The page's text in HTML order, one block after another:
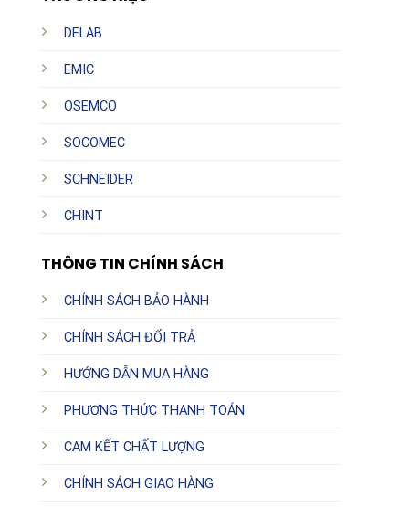
DELAB
EMIC
OSEMCO
SOCOMEC
SCHNEIDER
CHINT
THÔNG TIN CHÍNH SÁCH
CHÍNH SÁCH BẢO HÀNH
CHÍNH SÁCH ĐỔI TRẢ
HƯỚNG DẪN MUA HÀNG
PHƯƠNG THỨC THANH TOÁN
CAM KẾT CHẤT LƯỢNG
CHÍNH SÁCH GIAO HÀNG